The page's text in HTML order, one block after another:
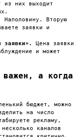
из них выходит
Наполовину. Вторую
заявки и
заявки».
Цена заявки
и может
важен, а когда
бюджет, можно
на число
рекламу,
каналов